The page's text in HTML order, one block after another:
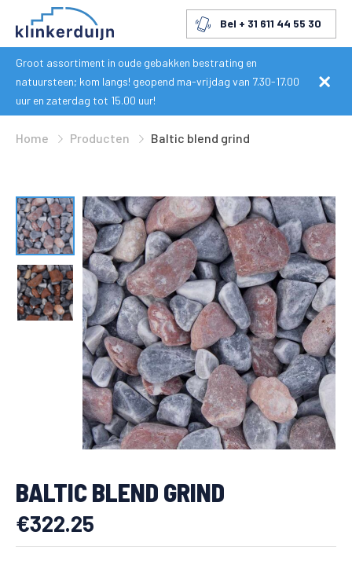
Bel + 31 611 44 55 30
Groot assortiment in oude gebakken bestrating en
natuursteen; kom langs! geopend ma-vrijdag van 7.30-17.00
uur en zaterdag tot 15.00 uur!
Home Producten Baltic blend grind
BALTIC BLEND GRIND
€322.25